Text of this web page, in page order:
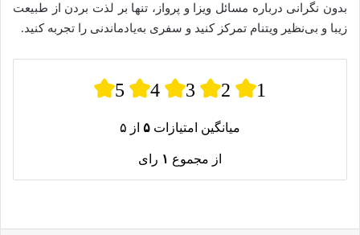
بدون نگرانی درباره مسائل ویزا و پرواز، تنها بر لذت بردن از طبیعت
زیبا و بی‌نظیر ویتنام تمرکز کنید و سفری به‌یادماندنی را تجربه کنید.
5 4 3 2 1
میانگین امتیازات ۵ از ۵
از مجموع ۱ رای